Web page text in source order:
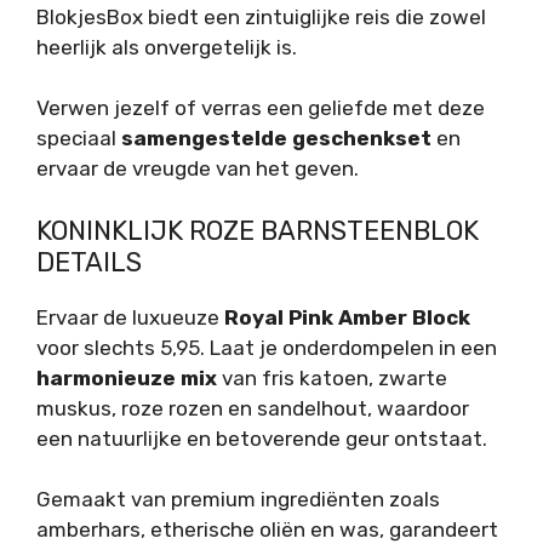
BlokjesBox biedt een zintuiglijke reis die zowel
heerlijk als onvergetelijk is.
Verwen jezelf of verras een geliefde met deze
speciaal samengestelde geschenkset en
ervaar de vreugde van het geven.
KONINKLIJK ROZE BARNSTEENBLOK
DETAILS
Ervaar de luxueuze Royal Pink Amber Block
voor slechts 5,95. Laat je onderdompelen in een
harmonieuze mix van fris katoen, zwarte
muskus, roze rozen en sandelhout, waardoor
een natuurlijke en betoverende geur ontstaat.
Gemaakt van premium ingrediënten zoals
amberhars, etherische oliën en was, garandeert